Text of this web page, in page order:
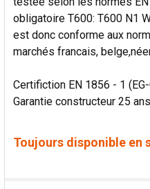
obligatoire T600: T600 N1
est donc conforme aux
marchés francais,
Certifiction EN 1856 - 1
Garantie constructeur 25 ans
Toujours disponible en